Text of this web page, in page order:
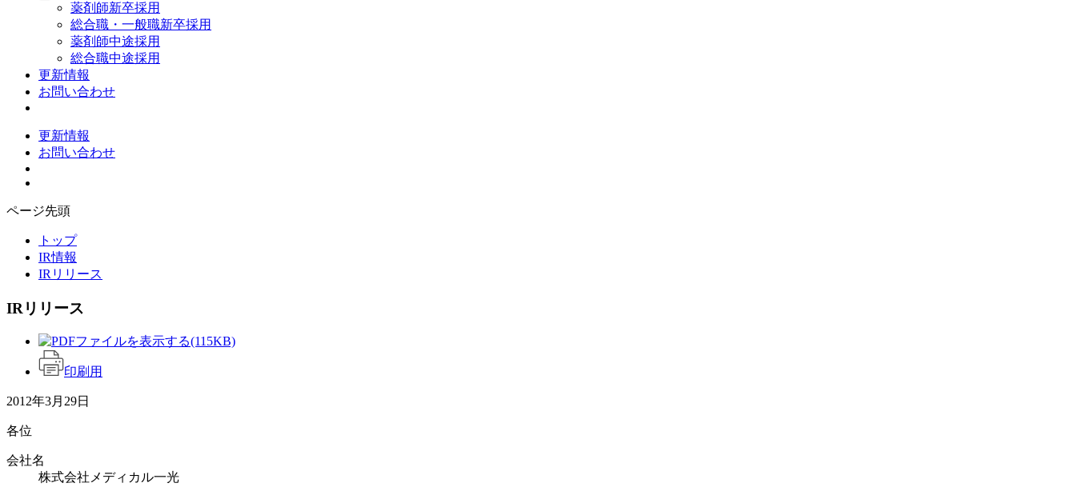
薬剤師新卒採用
総合職・一般職新卒採用
薬剤師中途採用
総合職中途採用
更新情報
お問い合わせ
更新情報
お問い合わせ
ページ先頭
トップ
IR情報
IRリリース
IRリリース
(115KB)
印刷用
2012年3月29日
各位
会社名
株式会社メディカル一光